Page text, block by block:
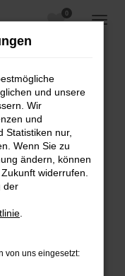
0
können:
deine
Beispiel deine
und unsere
Wir
und
Statistiken nur,
Wenn Sie zu
ändern, können
widerrufen.
der
von uns eingesetzt: